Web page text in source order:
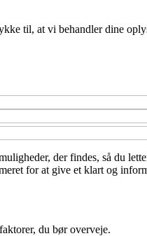
til, at vi behandler dine
der findes, så du
for at give et klart og
du bør overveje.